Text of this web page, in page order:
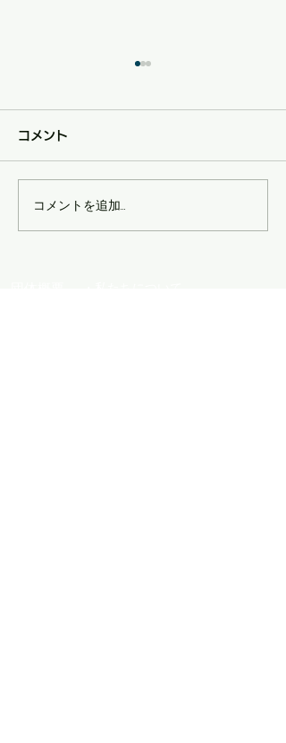
第23回 年次総会
コメント
コメントを追加…